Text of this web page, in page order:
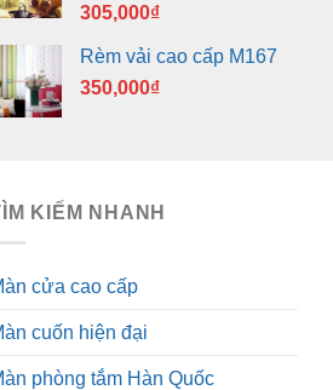
305,000₫
Rèm vải cao cấp M167
350,000₫
KIẾM NHANH
cửa cao cấp
cuốn hiện đại
phòng tắm Hàn Quốc